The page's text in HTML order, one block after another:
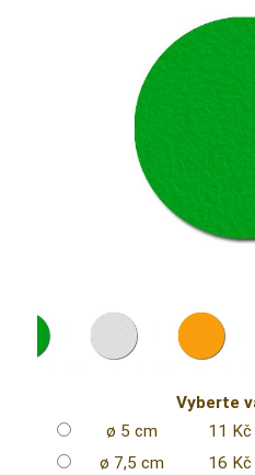
Vyberte
ø 5 cm
11 Kč
ø 7,5 cm
16 Kč